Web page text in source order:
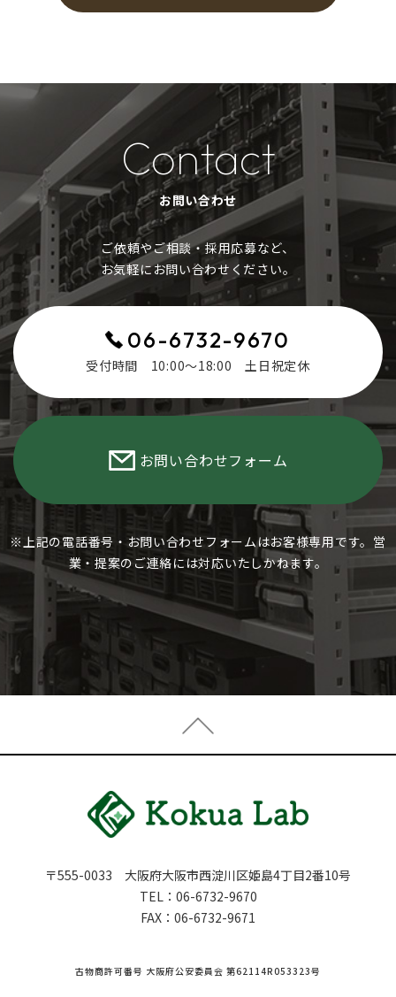
Contact
お問い合わせ
ご依頼やご相談・採用応募など、
お気軽にお問い合わせください。​​​​​​​
06-6732-9670
受付時間 10:00～18:00 土日祝定休
お問い合わせフォーム
※上記の電話番号・お問い合わせフォームはお客様専用です。営
業・提案のご連絡には対応いたしかねます。
〒555-0033 大阪府大阪市西淀川区姫島4丁目2番10号
TEL： 06-6732-9670
FAX：06-6732-9671
古物商許可番号 大阪府公安委員会 第62114R053323号